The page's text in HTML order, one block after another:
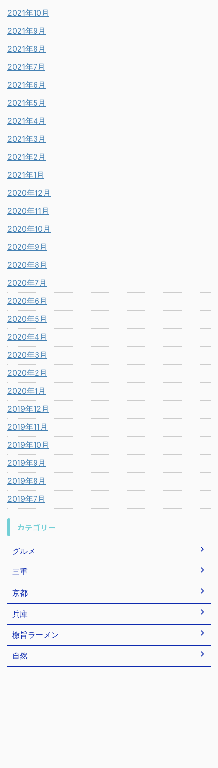
2021年10月
2021年9月
2021年8月
2021年7月
2021年6月
2021年5月
2021年4月
2021年3月
2021年2月
2021年1月
2020年12月
2020年11月
2020年10月
2020年9月
2020年8月
2020年7月
2020年6月
2020年5月
2020年4月
2020年3月
2020年2月
2020年1月
2019年12月
2019年11月
2019年10月
2019年9月
2019年8月
2019年7月
カテゴリー
グルメ
三重
京都
兵庫
檄旨ラーメン
自然